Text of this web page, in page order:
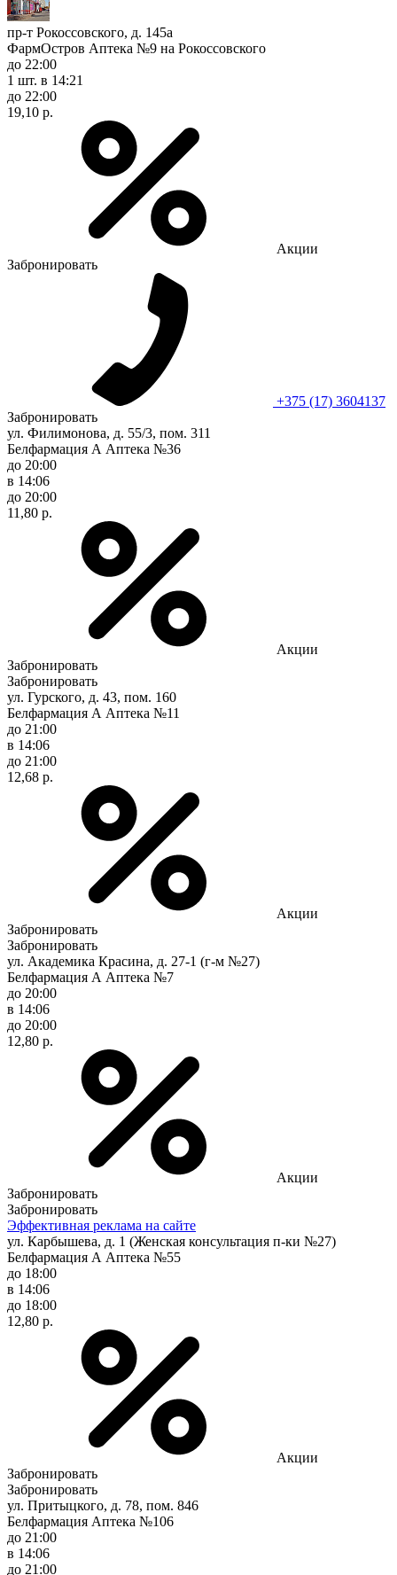
пр-т Рокоссовского, д. 145а
ФармОстров Аптека №9 на Рокоссовского
до 22:00
1 шт. в 14:21
до 22:00
19,10 р.
Акции
Забронировать
+375 (17) 3604137
Забронировать
ул. Филимонова, д. 55/3, пом. 311
Белфармация А Аптека №36
до 20:00
в 14:06
до 20:00
11,80 р.
Акции
Забронировать
Забронировать
ул. Гурского, д. 43, пом. 160
Белфармация А Аптека №11
до 21:00
в 14:06
до 21:00
12,68 р.
Акции
Забронировать
Забронировать
ул. Академика Красина, д. 27-1 (г-м №27)
Белфармация А Аптека №7
до 20:00
в 14:06
до 20:00
12,80 р.
Акции
Забронировать
Забронировать
Эффективная реклама на сайте
ул. Карбышева, д. 1 (Женская консультация п-ки №27)
Белфармация А Аптека №55
до 18:00
в 14:06
до 18:00
12,80 р.
Акции
Забронировать
Забронировать
ул. Притыцкого, д. 78, пом. 846
Белфармация Аптека №106
до 21:00
в 14:06
до 21:00